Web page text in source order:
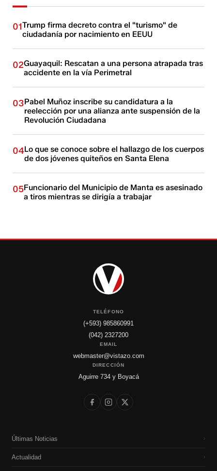
01Trump firma decreto contra el "turismo" de
ciudadanía por nacimiento en EEUU
02Guayaquil: Rescatan a una persona atrapada tras
accidente en la vía Perimetral
03Pabel Muñoz inscribe su candidatura a la
reelección por una alianza ante suspensión de la
Revolución Ciudadana
04Lo que se conoce sobre el hallazgo de los cuerpos
de dos jóvenes quiteños en Santa Elena
05Funcionario del Municipio de Manta es asesinado
a tiros mientras se dirigía a trabajar
TELÉFONO
(+593) 985860991
(042) 2327200
EMAIL
webmaster@vistazo.com
DIRECCIÓN
Aguirre 734 y Boyacá
Últimas Noticias ›
Actualidad ›